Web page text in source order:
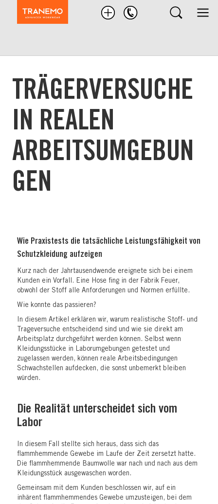
Produkten
TRÄGERVERSUCHE
IN REALEN
ARBEITSUMGEBUN
GEN
Wie Praxistests die tatsächliche Leistungsfähigkeit von
Schutzkleidung aufzeigen
Kurz nach der Jahrtausendwende ereignete sich bei einem
Kunden ein Vorfall. Eine Hose fing in der Fabrik Feuer,
obwohl der Stoff alle Anforderungen und Normen erfüllte.
Wie konnte das passieren?
In diesem Artikel erklären wir, warum realistische Stoff- und
Trageversuche entscheidend sind und wie sie direkt am
Arbeitsplatz durchgeführt werden können. Selbst wenn
Kleidungsstücke in Laborumgebungen getestet und
zugelassen werden, können reale Arbeitsbedingungen
Schwachstellen aufdecken, die sonst unbemerkt bleiben
würden.
Die Realität unterscheidet sich vom
Labor
In diesem Fall stellte sich heraus, dass sich das
flammhemmende Gewebe im Laufe der Zeit zersetzt hatte.
Die flammhemmende Baumwolle war nach und nach aus dem
Kleidungsstück ausgewaschen worden.
Gemeinsam mit dem Kunden beschlossen wir, auf ein
inhärent flammhemmendes Gewebe umzusteigen, bei dem